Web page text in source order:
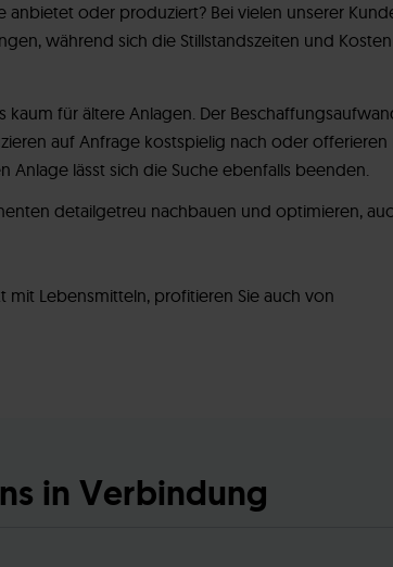
anbietet oder produziert? Bei vielen unserer
während sich die Stillstandszeiten und
für ältere Anlagen. Der
auf Anfrage kostspielig nach oder offerieren
Anlage lässt sich die Suche ebenfalls beenden.
detailgetreu nachbauen und optimieren,
mit Lebensmitteln, profitieren Sie auch von
in Verbindung